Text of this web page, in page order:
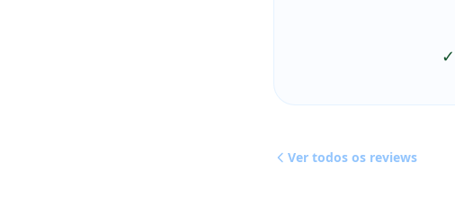
✓
Ver todos os reviews